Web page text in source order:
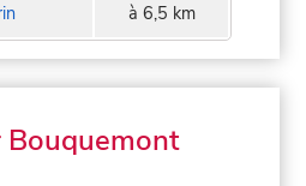
à 6,5 km
Bouquemont